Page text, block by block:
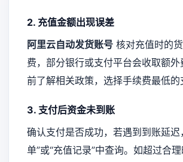
2. 充值金额出现误差
阿里云自动发货账号 核对充值时的
费，部分银行或支付平台会收取额外
前了解相关政策，选择手续费最低的
3. 支付后资金未到账
确认支付是否成功，若遇到到账延迟
单”或“充值记录”中查询。如超过合